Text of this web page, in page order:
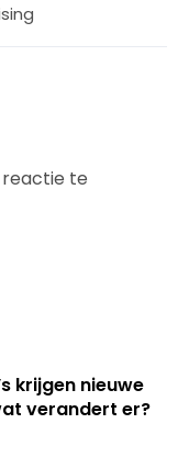
te
krijgen nieuwe
verandert er?